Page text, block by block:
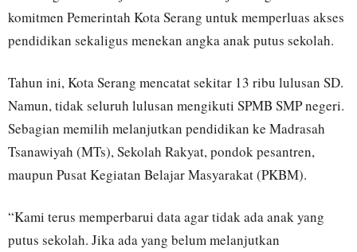
komitmen Pemerintah Kota Serang untuk memperluas akses
pendidikan sekaligus menekan angka anak putus sekolah.
Tahun ini, Kota Serang mencatat sekitar 13 ribu lulusan SD.
Namun, tidak seluruh lulusan mengikuti SPMB SMP negeri.
Sebagian memilih melanjutkan pendidikan ke Madrasah
Tsanawiyah (MTs), Sekolah Rakyat, pondok pesantren,
maupun Pusat Kegiatan Belajar Masyarakat (PKBM).
“Kami terus memperbarui data agar tidak ada anak yang
putus sekolah. Jika ada yang belum melanjutkan